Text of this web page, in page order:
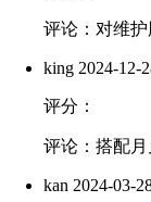
评论：对维
king 2024-12-
评分：
评论：搭配月
kan 2024-03-